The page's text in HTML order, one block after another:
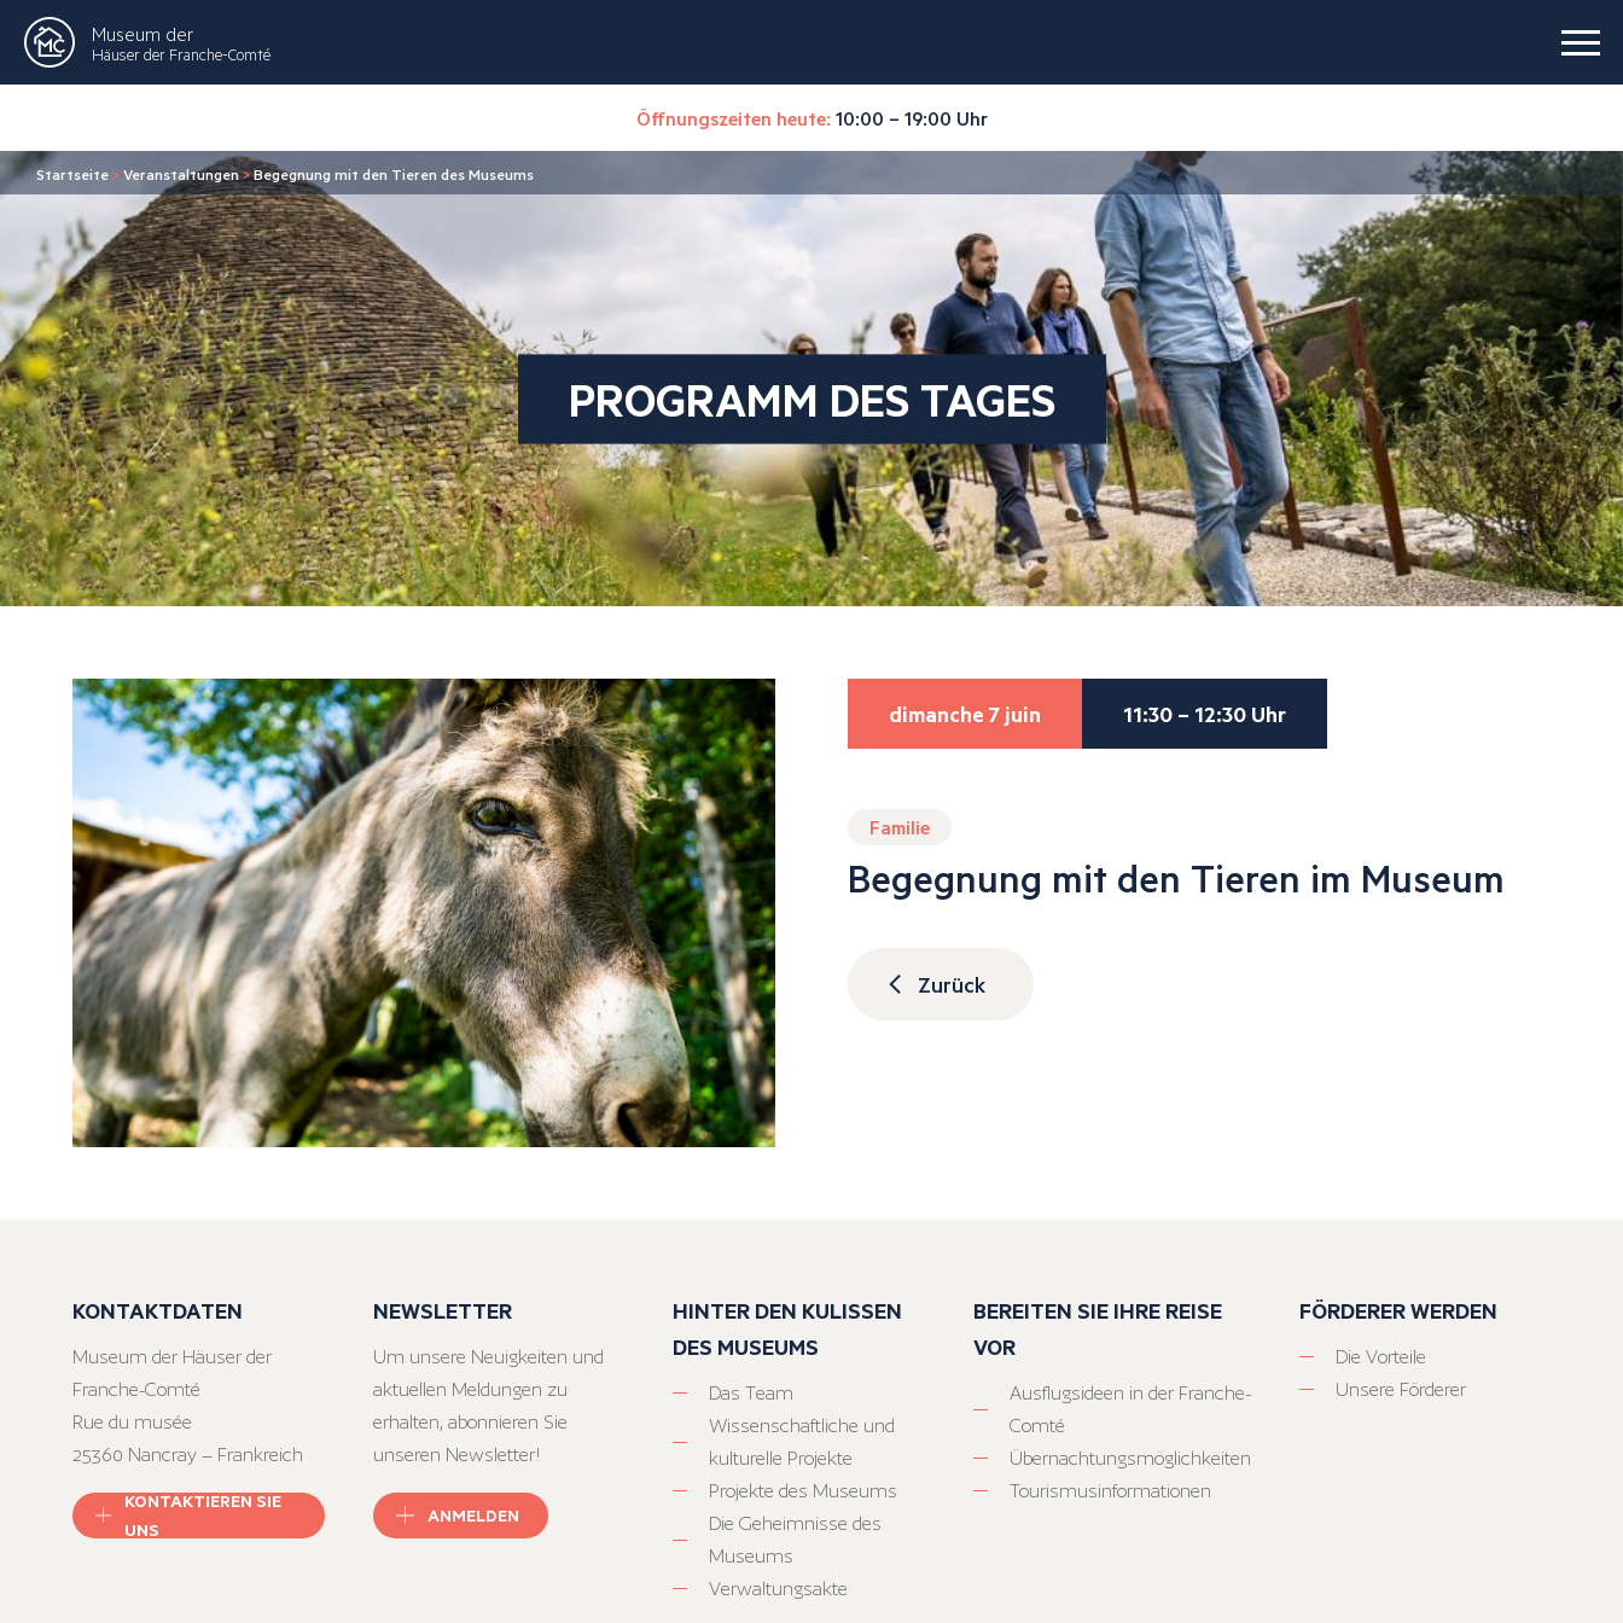
Museum der
Häuser der Franche-Comté
Öffnungszeiten heute: 10:00 – 19:00 Uhr
Startseite >Veranstaltungen>Begegnung mit den Tieren des Museums
PROGRAMM DES TAGES
dimanche 7 juin 11:30 – 12:30 Uhr
Familie
Begegnung mit den Tieren im Museum
Zurück
KONTAKTDATEN
Museum der Häuser der
Franche-Comté
Rue du musée
25360 Nancray – Frankreich
KONTAKTIEREN SIE
UNS
NEWSLETTER
Um unsere Neuigkeiten und
aktuellen Meldungen zu
erhalten, abonnieren Sie
unseren Newsletter!
ANMELDEN
HINTER DEN KULISSEN
DES MUSEUMS
Das Team
Wissenschaftliche und
kulturelle Projekte
Projekte des Museums
Die Geheimnisse des
Museums
Verwaltungsakte
BEREITEN SIE IHRE REISE
VOR
Ausflugsideen in der Franche-
Comté
Übernachtungsmöglichkeiten
Tourismusinformationen
FÖRDERER WERDEN
Die Vorteile
Unsere Förderer